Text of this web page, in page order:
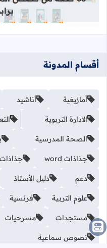
أقسام المدونة
أمازيغية أناشيد
الادارة التربوية
الصحة المدرسية
جذاذات word جذاذات2022
دعم دليل الأستاذ
علوم التربية فرنسية
مستجدات مسرحيات
نصوص سماعية